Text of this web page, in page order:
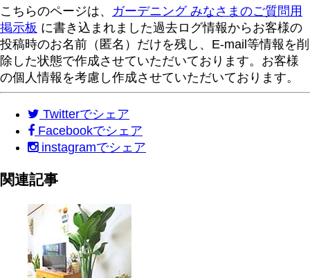
こちらのページは、 ガーデニング みなさまのご質問用
掲示板 に書き込まれました過去ログ情報からお客様の
投稿時のお名前（匿名）だけを残し、E-mail等情報を削
除した状態で作成させていただいております。お客様
の個人情報を考慮し作成させていただいております。
Twitterでシェア
Facebookでシェア
instagramでシェア
関連記事